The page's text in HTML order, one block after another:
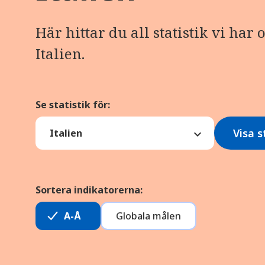
Här hittar du all statistik vi har
Italien.
Se statistik för:
Visa
Sortera indikatorerna:
A-Å
Globala målen